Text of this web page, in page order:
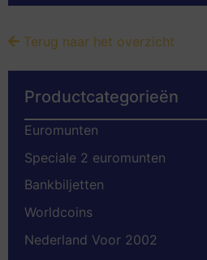
Terug naar het overzicht
Productcategorieën
Euromunten
Speciale 2 euromunten
Bankbiljetten
Worldcoins
Nederland Voor 2002